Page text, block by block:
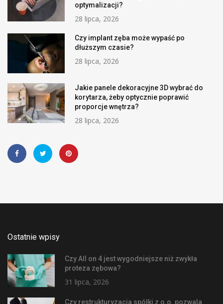
optymalizacji?
28 lipca, 2026
Czy implant zęba może wypaść po
dłuższym czasie?
28 lipca, 2026
Jakie panele dekoracyjne 3D wybrać do
korytarza, żeby optycznie poprawić
proporcje wnętrza?
28 lipca, 2026
Ostatnie wpisy
Czy All on 4 jest wygodniejsze niż zwykła
proteza zębowa?
31 lipca, 2026
Czy restrukturyzacja spółki z o.o. pozwala